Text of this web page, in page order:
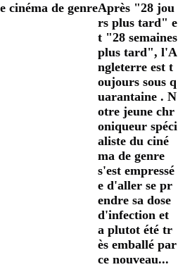
Après "28 jou
rs plus tard" e
t "28 semaines
plus tard", l'A
ngleterre est t
oujours sous q
uarantaine . N
otre jeune chr
oniqueur spéci
aliste du ciné
ma de genre
s'est empressé
e d'aller se pr
endre sa dose
d'infection et
a plutot été tr
ès emballé par
ce nouveau...